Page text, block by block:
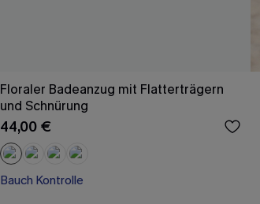
Floraler Badeanzug mit Flatterträgern
und Schnürung
44,00 €
Bauch Kontrolle